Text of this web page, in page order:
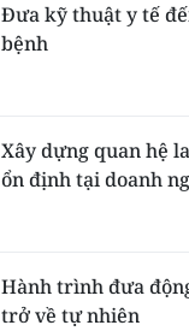
Đưa kỹ thuật y tế
bệnh
Xây dựng quan hệ
ổn định tại doanh
Hành trình đưa
trở về tự nhiên